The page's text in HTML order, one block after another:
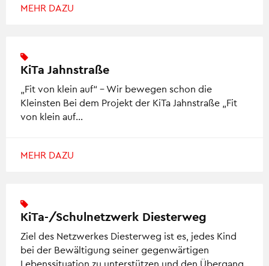
MEHR DAZU
KiTa Jahnstraße
„Fit von klein auf“ – Wir bewegen schon die
Kleinsten Bei dem Projekt der KiTa Jahnstraße „Fit
von klein auf…
MEHR DAZU
KiTa-/Schulnetzwerk Diesterweg
Ziel des Netzwerkes Diesterweg ist es, jedes Kind
bei der Bewältigung seiner gegenwärtigen
Lebenssituation zu unterstützen und den Übergang